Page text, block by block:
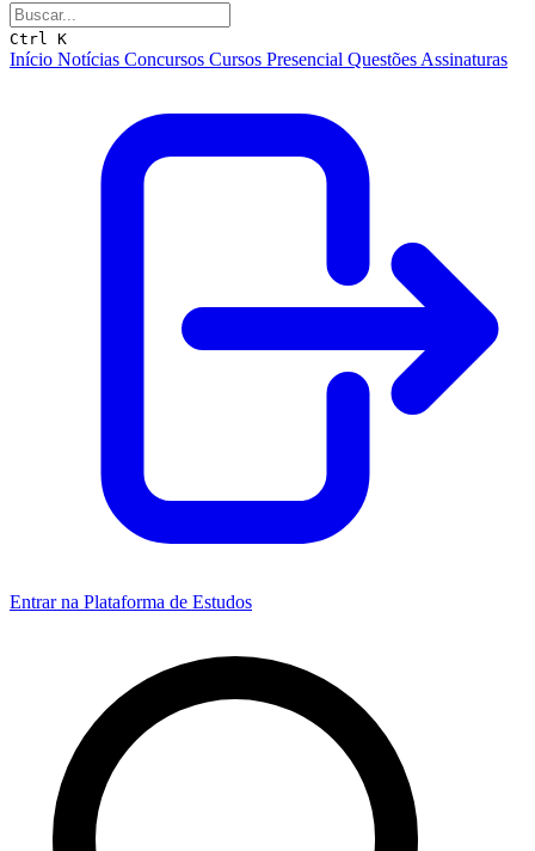
Ctrl K
Início Notícias Concursos Cursos Presencial Questões Assinaturas
Entrar na Plataforma de Estudos